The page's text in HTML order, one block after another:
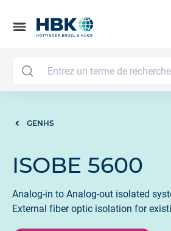
menu
GENHS
ISOBE 5600
Analog-in to Analog-out isolated
External fiber optic isolation for